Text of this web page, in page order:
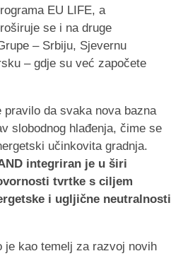
EU LIFE, a
se i na druge
– Srbiju, Sjevernu
– gdje su već započete
da svaka nova bazna
slobodnog hlađenja, čime se
učinkovita gradnja.
integriran je u širi
tvrtke s ciljem
i ugljične neutralnosti
je kao temelj za razvoj novih